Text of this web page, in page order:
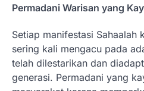
Permadani Warisan yang
Setiap manifestasi Sahaalah
sering kali mengacu pada
telah dilestarikan dan
generasi. Permadani yang